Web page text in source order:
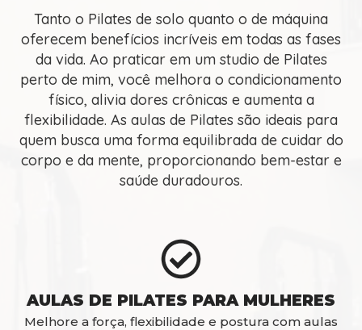
Tanto o Pilates de solo quanto o de máquina
oferecem benefícios incríveis em todas as fases
da vida. Ao praticar em um studio de Pilates
perto de mim, você melhora o condicionamento
físico, alivia dores crônicas e aumenta a
flexibilidade. As aulas de Pilates são ideais para
quem busca uma forma equilibrada de cuidar do
corpo e da mente, proporcionando bem-estar e
saúde duradouros.
AULAS DE PILATES PARA MULHERES
Melhore a força, flexibilidade e postura com aulas